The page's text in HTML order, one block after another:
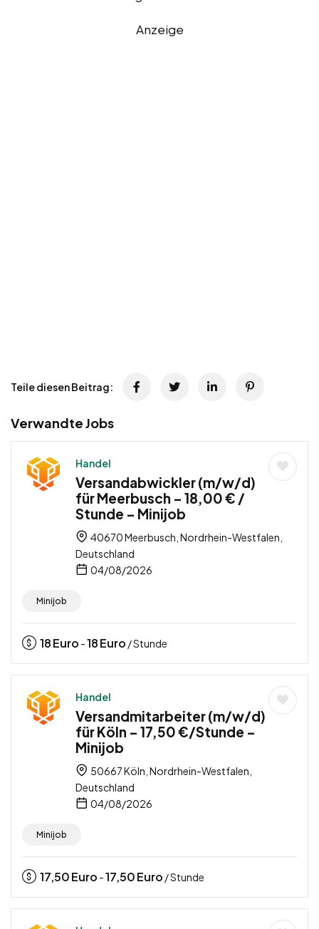
Anzeige
Teile diesen Beitrag:
Verwandte Jobs
Handel
Versandabwickler (m/w/d)
für Meerbusch – 18,00 € /
Stunde – Minijob
40670 Meerbusch, Nordrhein-Westfalen,
Deutschland
04/08/2026
Minijob
18Euro -18Euro / Stunde
Handel
Versandmitarbeiter (m/w/d)
für Köln – 17,50 €/Stunde –
Minijob
50667 Köln, Nordrhein-Westfalen,
Deutschland
04/08/2026
Minijob
17,50Euro -17,50Euro / Stunde